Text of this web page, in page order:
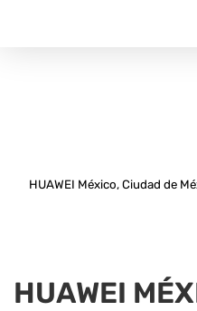
HUAWEI México, Ciudad de
HUAWEI